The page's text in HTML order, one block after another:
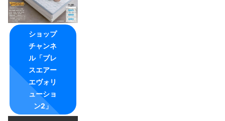
ショップ
チャンネ
ル「ブレ
スエアー
エヴォリ
ューショ
ン2」